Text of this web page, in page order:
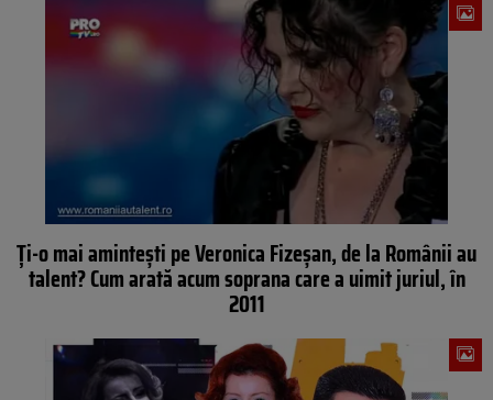
Ți-o mai amintești pe Veronica Fizeșan, de la Românii au
talent? Cum arată acum soprana care a uimit juriul, în
2011